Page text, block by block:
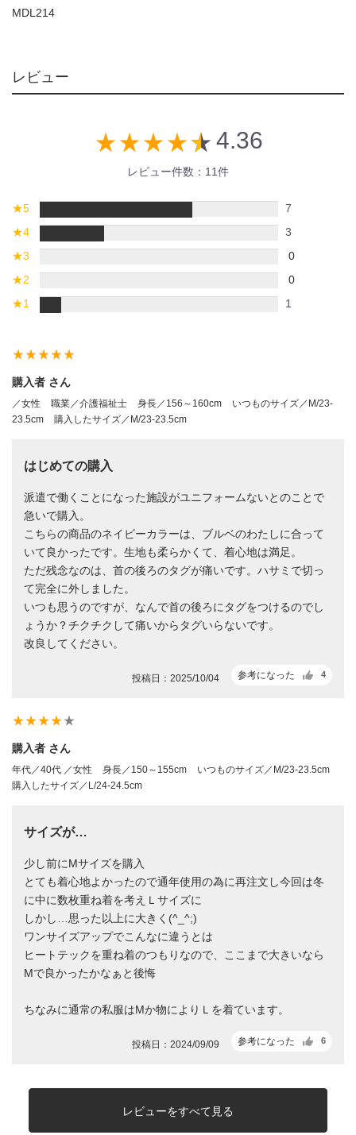
MDL214
レビュー
star_rate star_rate star_rate star_ratestar_rate 4.36
レビュー件数：11件
★5
7
★4
3
★3
0
★2
0
★1 1
star_ratestar_ratestar_ratestar_ratestar_rate
購入者 さん
／女性 職業／介護福祉士 身長／156～160cm
いつものサイズ／M/23-
23.5cm
購入したサイズ／M/23-23.5cm
はじめての購入
派遣で働くことになった施設がユニフォームないとのことで
急いで購入。
こちらの商品のネイビーカラーは、ブルベのわたしに合って
いて良かったです。生地も柔らかくて、着心地は満足。
ただ残念なのは、首の後ろのタグが痛いです。ハサミで切っ
て完全に外しました。
いつも思うのですが、なんで首の後ろにタグをつけるのでし
ょうか？チクチクして痛いからタグいらないです。
改良してください。
参考になった 4
投稿日：2025/10/04
star_ratestar_ratestar_ratestar_ratestar_rate
購入者 さん
年代／40代 ／女性 身長／150～155cm
いつものサイズ／M/23-23.5cm
購入したサイズ／L/24-24.5cm
サイズが…
少し前にМサイズを購入
とても着心地よかったので通年使用の為に再注文し今回は冬
に中に数枚重ね着を考えＬサイズに
しかし…思った以上に大きく(^_^;)
ワンサイズアップでこんなに違うとは
ヒートテックを重ね着のつもりなので、ここまで大きいなら
Мで良かったかなぁと後悔
ちなみに通常の私服はМか物によりＬを着ています。
参考になった 6
投稿日：2024/09/09
レビューをすべて見る